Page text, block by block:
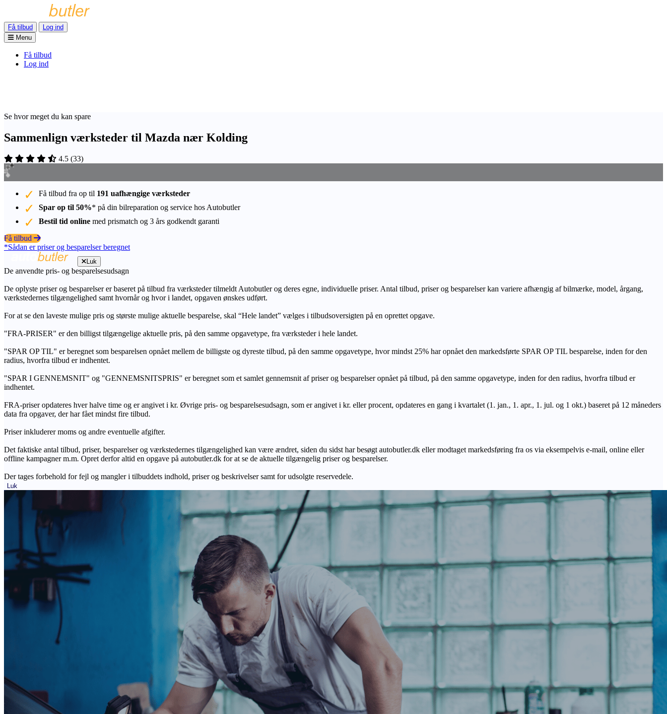
Få tilbud
Log ind
Menu
Få tilbud
Log ind
Se hvor meget du kan spare
Sammenlign værksteder til Mazda nær Kolding
4.5 (33)
Få tilbud fra op til 191 uafhængige værksteder
Spar op til 50%* på din bilreparation og service hos Autobutler
Bestil tid online med prismatch og 3 års godkendt garanti
Få tilbud
*Sådan er priser og besparelser beregnet
Luk
De anvendte pris- og besparelsesudsagn
De oplyste priser og besparelser er baseret på tilbud fra værksteder tilmeldt Autobutler og deres egne, individuelle priser. Antal tilbud, priser og besparelser kan variere afhængig af bilmærke, model, årgang,
værkstedernes tilgængelighed samt hvornår og hvor i landet, opgaven ønskes udført.
For at se den laveste mulige pris og største mulige aktuelle besparelse, skal “Hele landet” vælges i tilbudsoversigten på en oprettet opgave.
"FRA-PRISER" er den billigst tilgængelige aktuelle pris, på den samme opgavetype, fra værksteder i hele landet.
"SPAR OP TIL" er beregnet som besparelsen opnået mellem de billigste og dyreste tilbud, på den samme opgavetype, hvor mindst 25% har opnået den markedsførte SPAR OP TIL besparelse, inden for den
radius, hvorfra tilbud er indhentet.
"SPAR I GENNEMSNIT" og "GENNEMSNITSPRIS" er beregnet som et samlet gennemsnit af priser og besparelser opnået på tilbud, på den samme opgavetype, inden for den radius, hvorfra tilbud er
indhentet.
FRA-priser opdateres hver halve time og er angivet i kr. Øvrige pris- og besparelsesudsagn, som er angivet i kr. eller procent, opdateres en gang i kvartalet (1. jan., 1. apr., 1. jul. og 1 okt.) baseret på 12 måneders
data fra opgaver, der har fået mindst fire tilbud.
Priser inkluderer moms og andre eventuelle afgifter.
Det faktiske antal tilbud, priser, besparelser og værkstedernes tilgængelighed kan være ændret, siden du sidst har besøgt autobutler.dk eller modtaget markedsføring fra os via eksempelvis e-mail, online eller
offline kampagner m.m. Opret derfor altid en opgave på autobutler.dk for at se de aktuelle tilgængelig priser og besparelser.
Der tages forbehold for fejl og mangler i tilbuddets indhold, priser og beskrivelser samt for udsolgte reservedele.
Luk